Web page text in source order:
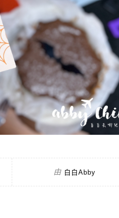
由 白白Abby